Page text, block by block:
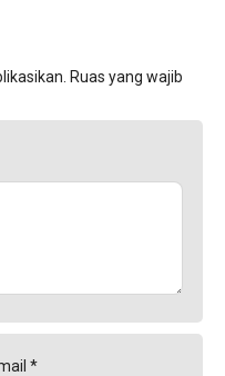
Ruas yang wajib
*